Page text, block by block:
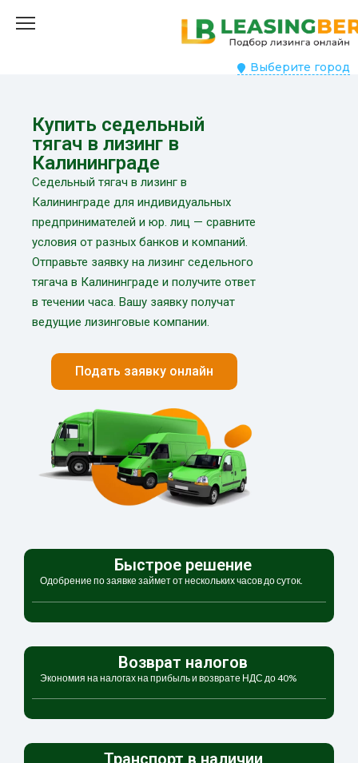
Выберите город
Купить седельный
тягач в лизинг в
Калининграде
Седельный тягач в лизинг в
Калининграде для индивидуальных
предпринимателей и юр. лиц — сравните
условия от разных банков и компаний.
Отправьте заявку на лизинг седельного
тягача в Калининграде и получите ответ
в течении часа. Вашу заявку получат
ведущие лизинговые компании.
Подать заявку онлайн
Быстрое решение
Одобрение по заявке займет от нескольких часов до суток.
Возврат налогов
Экономия на налогах на прибыль и возврате НДС до 40%
Транспорт в наличии